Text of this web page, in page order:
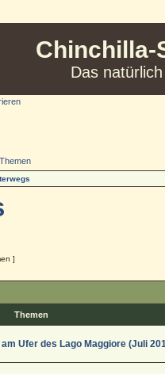
Chinchilla-
Das
]
Themen
Ufer des Lago Maggiore (Juli